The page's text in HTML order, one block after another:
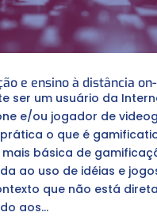
e ensino à distância
ser um usuário da
e/ou jogador de
o que é
básica de
ao uso de idéias e
que não está
aos...